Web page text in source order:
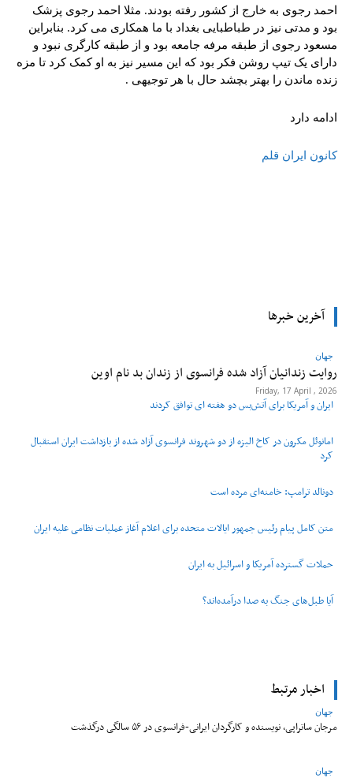
احمد رجوی به خارج از کشور رفته بودند. مثلا احمد رجوی پزشک
بود و مدتی نیز در طباطبایی بغداد با ما همکاری می کرد. بنابراین
مسعود رجوی از طبقه مرفه جامعه بود و از طبقه کارگری نبود و
دارای یک تیپ روشن فکر بود که این مسیر نیز به او کمک کرد تا مزه
زنده ماندن را بهتر بچشد حال با هر توجیهی .
ادامه دارد
کانون ایران قلم
آخرین خبرها
جهان
روایت زندانیان آزاد شده فرانسوی از زندان ‌بد نام اوین
Friday, 17 April , 2026
ایران و آمریکا برای آتش‌بس دو هفته‌ ای توافق کردند
امانوئل مکرون در کاخ الیزه از دو شهروند فرانسوی آزاد شده از بازداشت ایران استقبال
کرد
دونالد ترامپ: خامنه‌ای مرده است
متن کامل پیام رئیس جمهور ایالات متحده برای اعلام آغاز عملیات نظامی علیه ایران
حملات گسترده آمریکا و اسرائیل به ایران
آیا طبل‌های جنگ به صدا درآمده‌اند؟
اخبار مرتبط
جهان
مرجان ساتراپی، نویسنده و کارگردان ایرانی-فرانسوی در ۵۶ سالگی درگذشت
جهان